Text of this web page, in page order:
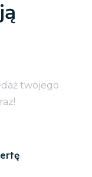
twojego